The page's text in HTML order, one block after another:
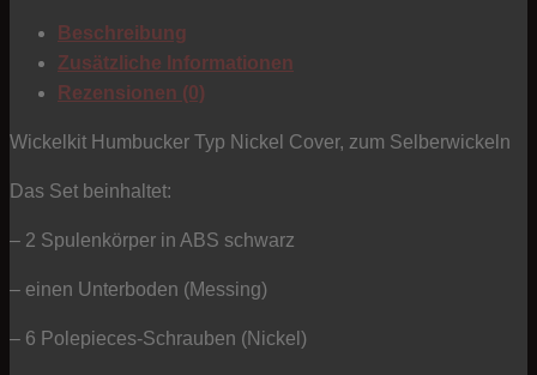
Nickel
Cover
Alnico
Beschreibung
Zusätzliche Informationen
Rezensionen (0)
Wickelkit Humbucker Typ Nickel Cover, zum Selberwickeln
Das Set beinhaltet:
– 2 Spulenkörper in ABS schwarz
– einen Unterboden (Messing)
– 6 Polepieces-Schrauben (Nickel)